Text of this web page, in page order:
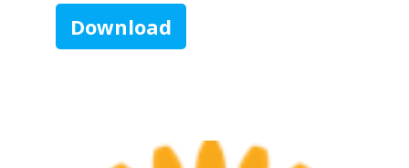
Download